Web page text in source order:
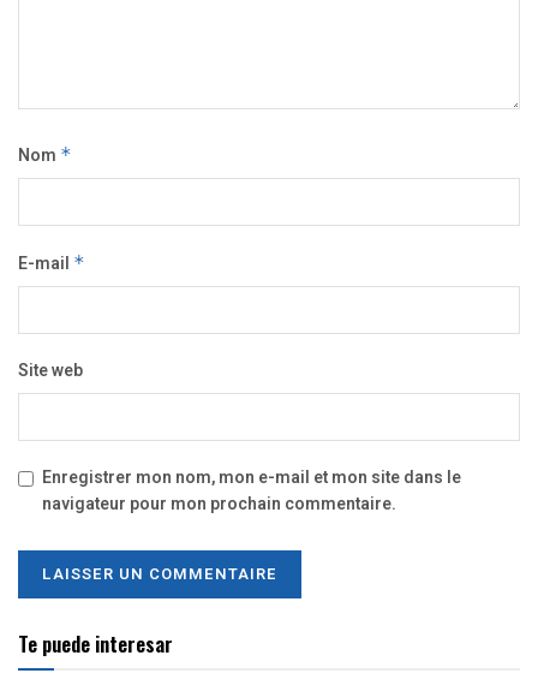
Nom *
E-mail *
Site web
Enregistrer mon nom, mon e-mail et mon site dans le
navigateur pour mon prochain commentaire.
Te puede interesar